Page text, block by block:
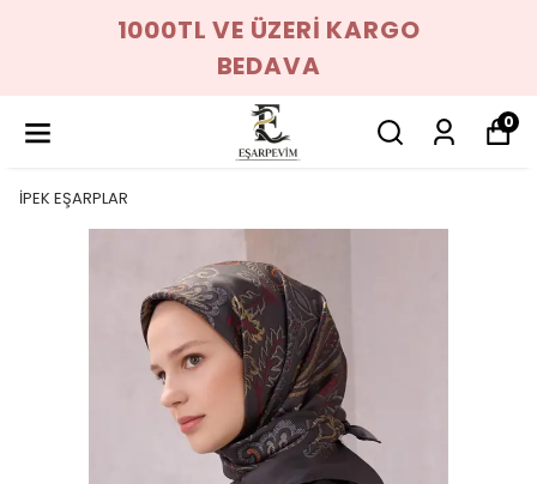
1000TL VE ÜZERİ KARGO
BEDAVA
0
İPEK EŞARPLAR